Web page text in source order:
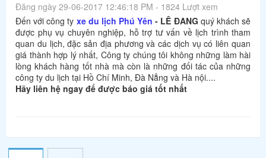
Đăng ngày 29-06-2017 12:46:18 PM - 1824 Lượt xem
Đến với công ty xe du lịch Phú Yên - LÊ ĐANG quý khách sẽ
được phụ vụ chuyên nghiệp, hỗ trợ tư vấn về lịch trình tham
quan du lịch, đặc sản địa phương và các dịch vụ có liên quan
giá thành hợp lý nhất, Công ty chúng tôi không những làm hài
lòng khách hàng tốt nhà mà còn là những đối tác của những
công ty du lịch tại Hồ Chí Minh, Đà Nẳng và Hà nội....
Hãy liên hệ ngay để được báo giá tốt nhất